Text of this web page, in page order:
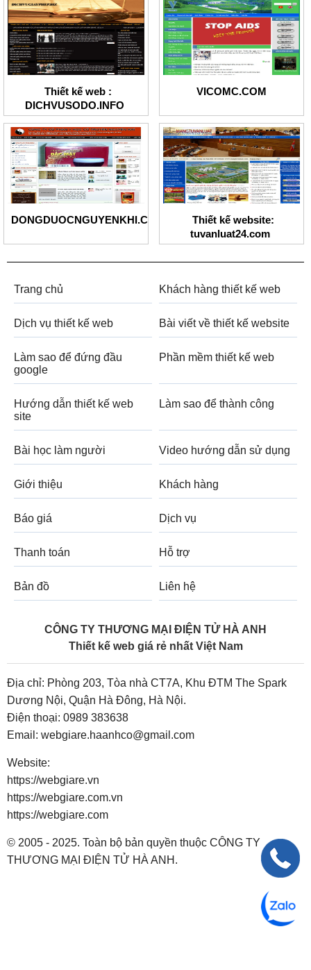
Thiết kế web :
DICHVUSODO.INFO
VICOMC.COM
DONGDUOCNGUYENKHI.COM
Thiết kế website:
tuvanluat24.com
Trang chủ Khách hàng thiết kế web
Dịch vụ thiết kế web Bài viết về thiết kế website
Làm sao để đứng đầu
google
Phần mềm thiết kế web
Hướng dẫn thiết kế web
site
Làm sao để thành công
Bài học làm người Video hướng dẫn sử dụng
Giới thiệu Khách hàng
Báo giá Dịch vụ
Thanh toán Hỗ trợ
Bản đồ Liên hệ
CÔNG TY THƯƠNG MẠI ĐIỆN TỬ HÀ ANH
Thiết kế web giá rẻ nhất Việt Nam
Địa chỉ: Phòng 203, Tòa nhà CT7A, Khu ĐTM The Spark
Dương Nội, Quận Hà Đông, Hà Nội.
Điện thoại: 0989 383638
Email: webgiare.haanhco@gmail.com
Website:
https://webgiare.vn
https://webgiare.com.vn
https://webgiare.com
© 2005 - 2025. Toàn bộ bản quyền thuộc CÔNG TY
THƯƠNG MẠI ĐIỆN TỬ HÀ ANH.